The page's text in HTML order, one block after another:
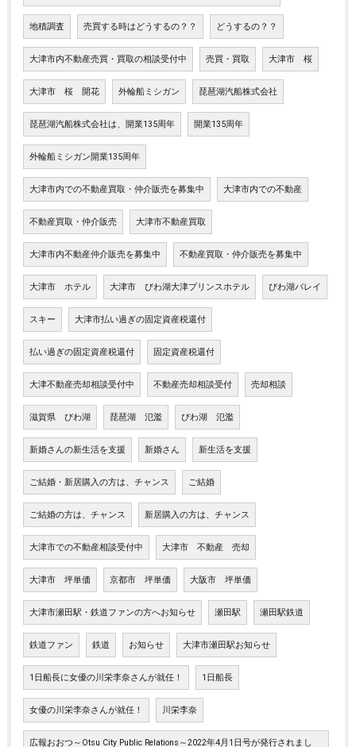
地積調査 売買する時はどうするの？？ どうするの？？
大津市内不動産売買・買取の相談受付中 売買・買取 大津市 桜
大津市 桜 開花 外輪船ミシガン 琵琶湖汽船株式会社
琵琶湖汽船株式会社は、開業135周年 開業135周年
外輪船ミシガン開業135周年
大津市内での不動産買取・仲介販売を募集中 大津市内での不動産
不動産買取・仲介販売 大津市不動産買取
大津市内不動産仲介販売を募集中 不動産買取・仲介販売を募集中
大津市 ホテル 大津市 びわ湖大津プリンスホテル びわ湖バレイ
スキー 大津市払い過ぎの固定資産税還付
払い過ぎの固定資産税還付 固定資産税還付
大津不動産売却相談受付中 不動産売却相談受付 売却相談
滋賀県 びわ湖 琵琶湖 氾濫 びわ湖 氾濫
新婚さんの新生活を支援 新婚さん 新生活を支援
ご結婚・新居購入の方は、チャンス ご結婚
ご結婚の方は、チャンス 新居購入の方は、チャンス
大津市での不動産相談受付中 大津市 不動産 売却
大津市 坪単価 京都市 坪単価 大阪市 坪単価
大津市瀬田駅・鉄道ファンの方へお知らせ 瀬田駅 瀬田駅鉄道
鉄道ファン 鉄道 お知らせ 大津市瀬田駅お知らせ
1日船長に女優の川栄李奈さんが就任！ 1日船長
女優の川栄李奈さんが就任！ 川栄李奈
広報おおつ～Otsu City Public Relations～2022年4月1日号が発行されまし